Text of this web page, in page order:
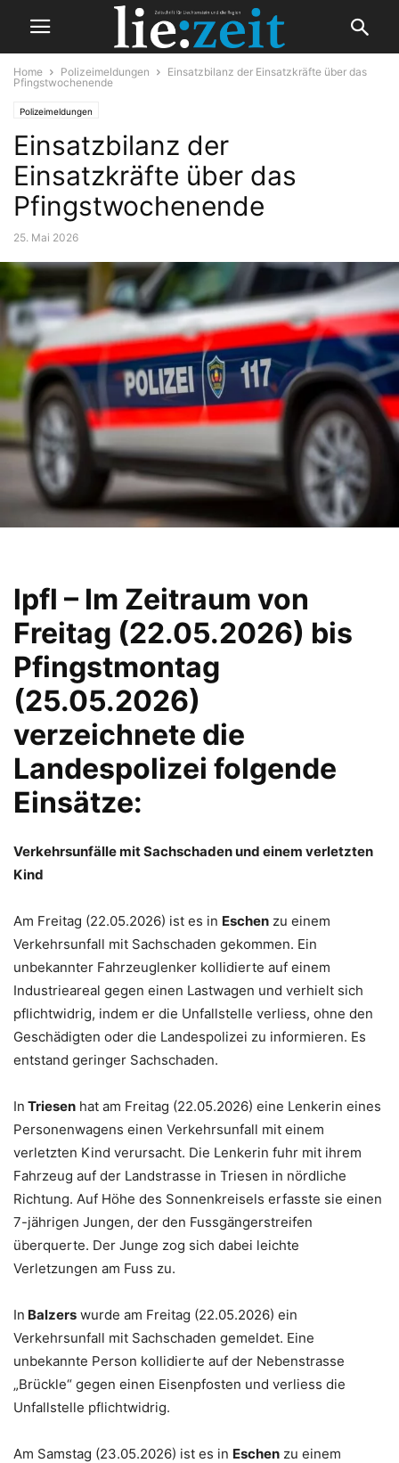
Home Polizeimeldungen
Einsatzbilanz der Einsatzkräfte über das
Pfingstwochenende
Polizeimeldungen
Einsatzbilanz der
Einsatzkräfte über das
Pfingstwochenende
25. Mai 2026
lpfl – Im Zeitraum von
Freitag (22.05.2026) bis
Pfingstmontag
(25.05.2026)
verzeichnete die
Landespolizei folgende
Einsätze:
Verkehrsunfälle mit Sachschaden und einem verletzten
Kind
Am Freitag (22.05.2026) ist es in Eschen zu einem
Verkehrsunfall mit Sachschaden gekommen. Ein
unbekannter Fahrzeuglenker kollidierte auf einem
Industrieareal gegen einen Lastwagen und verhielt sich
pflichtwidrig, indem er die Unfallstelle verliess, ohne den
Geschädigten oder die Landespolizei zu informieren. Es
entstand geringer Sachschaden.
In Triesen hat am Freitag (22.05.2026) eine Lenkerin eines
Personenwagens einen Verkehrsunfall mit einem
verletzten Kind verursacht. Die Lenkerin fuhr mit ihrem
Fahrzeug auf der Landstrasse in Triesen in nördliche
Richtung. Auf Höhe des Sonnenkreisels erfasste sie einen
7-jährigen Jungen, der den Fussgängerstreifen
überquerte. Der Junge zog sich dabei leichte
Verletzungen am Fuss zu.
In Balzers wurde am Freitag (22.05.2026) ein
Verkehrsunfall mit Sachschaden gemeldet. Eine
unbekannte Person kollidierte auf der Nebenstrasse
„Brückle“ gegen einen Eisenpfosten und verliess die
Unfallstelle pflichtwidrig.
Am Samstag (23.05.2026) ist es in Eschen zu einem